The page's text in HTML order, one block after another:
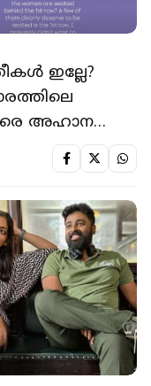
ഇല്ലേ?
അഹാന